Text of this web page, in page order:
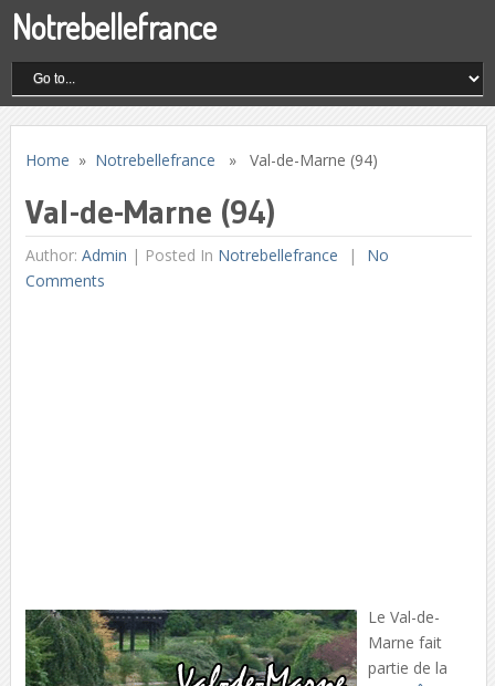
Notrebellefrance
Home » Notrebellefrance » Val-de-Marne (94)
Val-de-Marne (94)
Author: Admin | Posted In Notrebellefrance
No
Comments
Le Val-de-
Marne fait
partie de la